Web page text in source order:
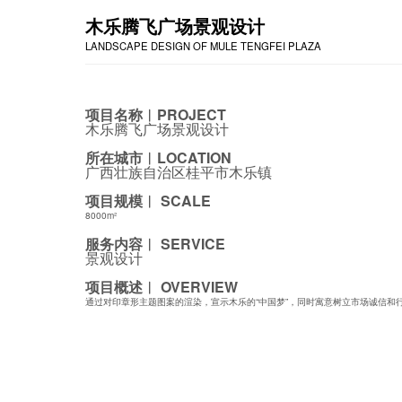
木乐腾飞广场景观设计
LANDSCAPE DESIGN OF MULE TENGFEI PLAZA
项目名称︱PROJECT
木乐腾飞广场景观设计
所在城市︱LOCATION
广西壮族自治区桂平市木乐镇
项目规模︱ SCALE
8000m²
服务内容︱ SERVICE
景观设计
项目概述︱ OVERVIEW
通过对印章形主题图案的渲染，宣示木乐的“中国梦”，同时寓意树立市场诚信和